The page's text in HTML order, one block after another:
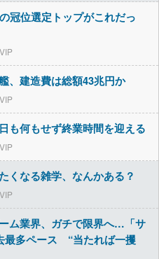
冠位選定トップがこれだっ
VIP
、建造費は総額43兆円か
VIP
も何もせず終業時間を迎える
VIP
くなる雑学、なんかある？
VIP
ム業界、ガチで限界へ…「サ
最多ペース “当たれば一攫